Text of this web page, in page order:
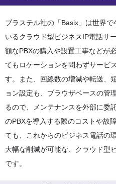
ブラステル社の「Basix」は世界
いるクラウド型ビジネスIP電話サ
額なPBXの購入や設置工事などが
てもロケーションを問わずサービ
す。また、回線数の増減や転送、
ョン設定も、ブラウザベースの管
るので、メンテナンスを外部に委
のPBXを導入する際のコストや故
ても、これからのビジネス電話の
大幅な削減が可能な、クラウド型
です。